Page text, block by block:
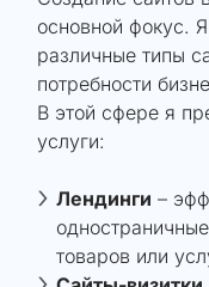
основной фокус.
различные типы
потребности
В этой сфере я
услуги:
Лендинги –
товаров или